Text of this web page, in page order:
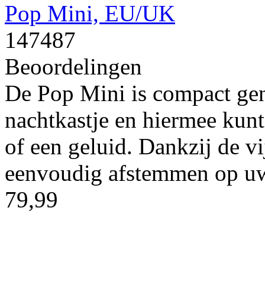
Pop Mini, EU/UK
147487
Beoordelingen
De Pop Mini is compact
nachtkastje en hiermee
of een geluid. Dankzij de
eenvoudig afstemmen op
79,99